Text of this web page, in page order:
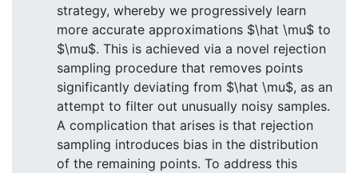
strategy, whereby we progressively learn
more accurate approximations $\hat \mu$ to
$\mu$. This is achieved via a novel rejection
sampling procedure that removes points
significantly deviating from $\hat \mu$, as an
attempt to filter out unusually noisy samples.
A complication that arises is that rejection
sampling introduces bias in the distribution
of the remaining points. To address this